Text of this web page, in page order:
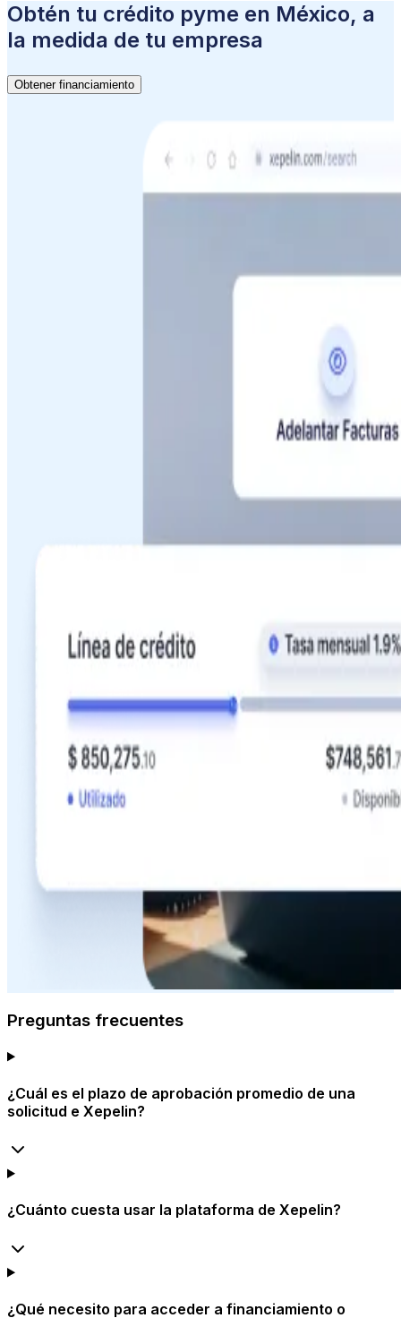
Obtén tu crédito pyme en México, a
la medida de tu empresa
Obtener financiamiento
Preguntas frecuentes
¿Cuál es el plazo de aprobación promedio de una
solicitud e Xepelin?
¿Cuánto cuesta usar la plataforma de Xepelin?
¿Qué necesito para acceder a financiamiento o